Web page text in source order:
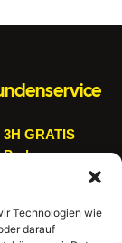
Technologien wie
darauf
3H GRATIS
Parken
Kinderspielbere
Bankomat